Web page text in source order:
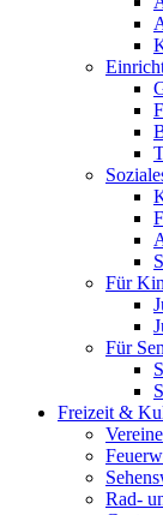
Für
Für
Freizeit &
Vereine
Rad-